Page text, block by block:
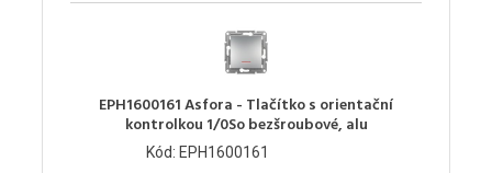
EPH1600161 Asfora - Tlačítko s orientační
kontrolkou 1/0So bezšroubové, alu
Kód: EPH1600161